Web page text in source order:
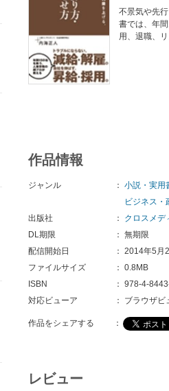
不景気や先
書では、年
用、退職、
作品情報
ジャンル ： 小説・実用
ビジネス・
出版社
：
クロスメデ
DL期限
： 無期限
配信開始日
： 2014年5月
ファイルサイズ
： 0.8MB
ISBN
： 978-4-
対応ビューア
： ブラウザビ
作品をシェアする ：
レビュー